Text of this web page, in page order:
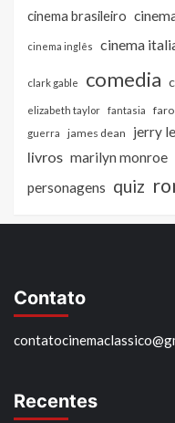
cinema brasileiro
cinema inglês cinema
clark gable comedia
elizabeth taylor fantasia
guerra
james dean jerry
livros marilyn monroe
personagens quiz
Contato
Recentes